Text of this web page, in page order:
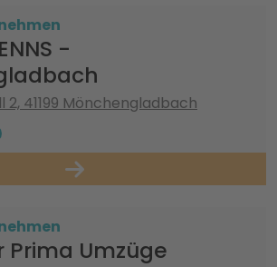
-
41199 Mönchengladbach
Prima Umzüge